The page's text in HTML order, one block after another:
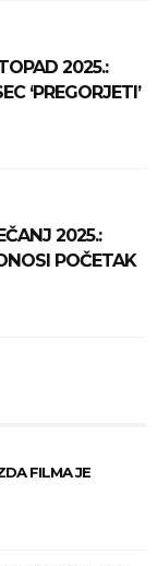
2025.:
‘PREGORJETI’
2025.:
POČETAK
FILMA JE